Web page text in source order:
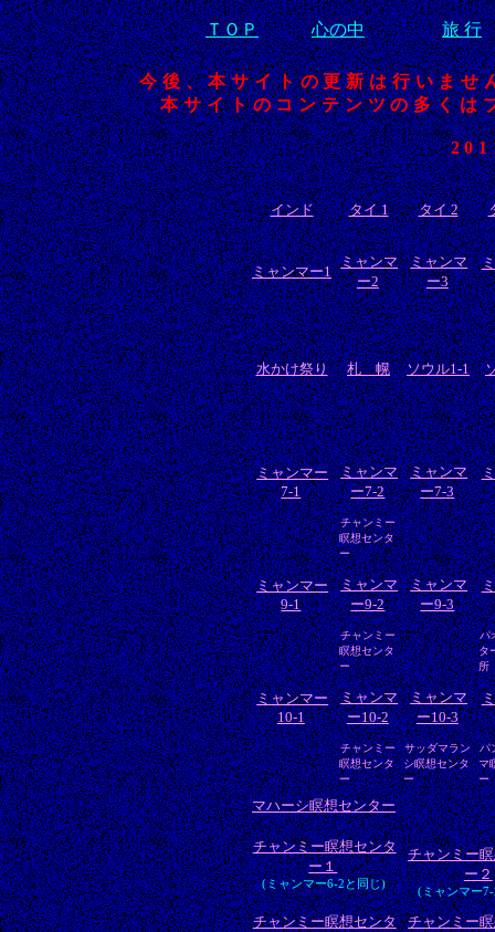
ＴＯＰ 心の中 旅 行
今後、本サイトの更新は行いま
本サイトのコンテンツの多くは
インド タイ 1 タイ 2
ミャンマー1
ミャンマ
ー2
ミャンマ
ー3
水かけ祭り 札 幌 ソウル1-1
ミャンマー
7-1
ミャンマ
ー7-2
ミャンマ
ー7-3
チャンミー
瞑想センタ
ー
ミャンマー
9-1
ミャンマ
ー9-2
ミャンマ
ー9-3
チャンミー
瞑想センタ
ー
パ
タ
所
ミャンマー
10-1
ミャンマ
ー10-2
ミャンマ
ー10-3
チャンミー
瞑想センタ
ー
サッダマラン
シ瞑想センタ
ー
パ
マ
ー
マハーシ瞑想センター
チャンミー瞑想センタ
ー１
(ミャンマー6-2と同じ)
チャンミー
ー２
(ミャンマー
チャンミー瞑想センタ
チャンミー